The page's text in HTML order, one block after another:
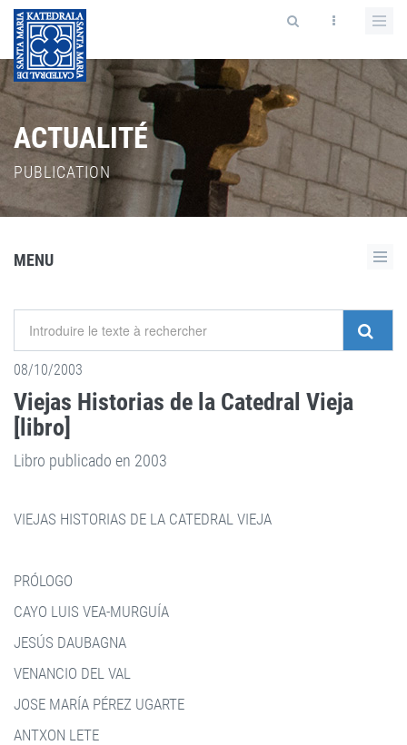
ACTUALITÉ
PUBLICATION
MENU
08/10/2003
Viejas Historias de la Catedral Vieja
[libro]
Libro publicado en 2003
VIEJAS HISTORIAS DE LA CATEDRAL VIEJA
PRÓLOGO
CAYO LUIS VEA-MURGUÍA
JESÚS DAUBAGNA
VENANCIO DEL VAL
JOSE MARÍA PÉREZ UGARTE
ANTXON LETE